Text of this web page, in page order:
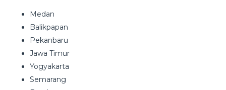
Medan
Balikpapan
Pekanbaru
Jawa Timur
Yogyakarta
Semarang